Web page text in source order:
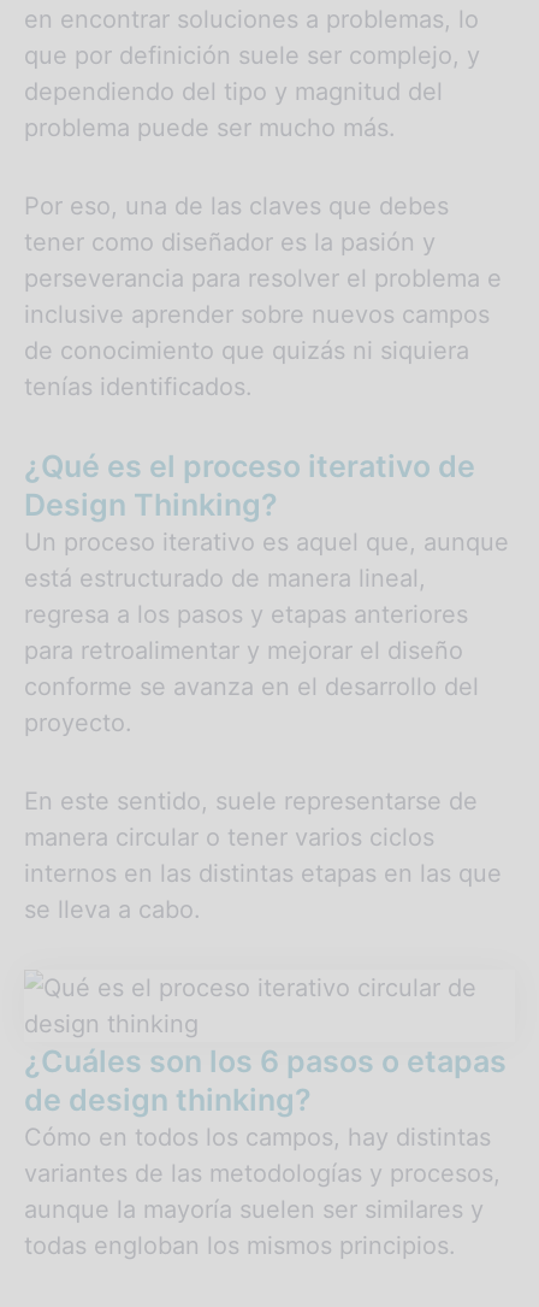
en encontrar soluciones a problemas, lo
que por definición suele ser complejo, y
dependiendo del tipo y magnitud del
problema puede ser mucho más.
Por eso, una de las claves que debes
tener como diseñador es la pasión y
perseverancia para resolver el problema e
inclusive aprender sobre nuevos campos
de conocimiento que quizás ni siquiera
tenías identificados.
¿Qué es el proceso iterativo de
Design Thinking?
Un proceso iterativo es aquel que, aunque
está estructurado de manera lineal,
regresa a los pasos y etapas anteriores
para retroalimentar y mejorar el diseño
conforme se avanza en el desarrollo del
proyecto.
En este sentido, suele representarse de
manera circular o tener varios ciclos
internos en las distintas etapas en las que
se lleva a cabo.
¿Cuáles son los 6 pasos o etapas
de design thinking?
Cómo en todos los campos, hay distintas
variantes de las metodologías y procesos,
aunque la mayoría suelen ser similares y
todas engloban los mismos principios.